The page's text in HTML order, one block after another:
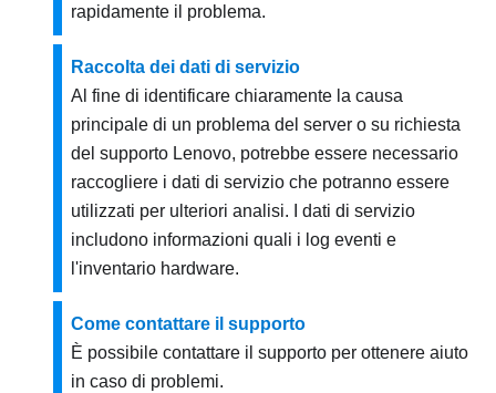
rapidamente il problema.
Raccolta dei dati di servizio
Al fine di identificare chiaramente la causa
principale di un problema del server o su richiesta
del supporto Lenovo, potrebbe essere necessario
raccogliere i dati di servizio che potranno essere
utilizzati per ulteriori analisi. I dati di servizio
includono informazioni quali i log eventi e
l'inventario hardware.
Come contattare il supporto
È possibile contattare il supporto per ottenere aiuto
in caso di problemi.